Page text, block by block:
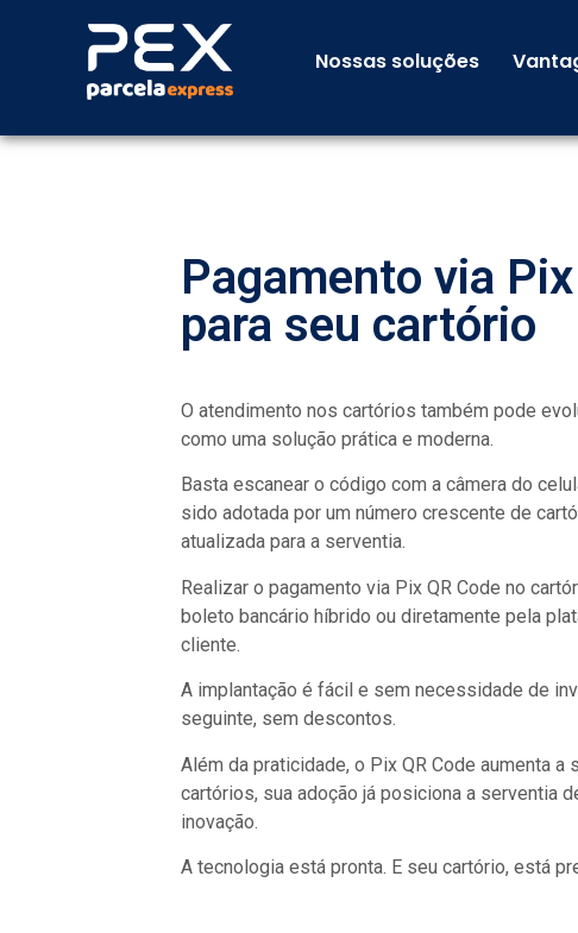
Nossas soluções
Pagamento via
para seu cartório
O atendimento nos cartórios também pode
como uma solução prática e moderna.
Basta escanear o código com a câmera do
sido adotada por um número crescente de
atualizada para a serventia.
Realizar o pagamento via Pix QR Code no
boleto bancário híbrido ou diretamente pela
cliente.
A implantação é fácil e sem necessidade de
seguinte, sem descontos.
Além da praticidade, o Pix QR Code aumenta
cartórios, sua adoção já posiciona a serventia
inovação.
A tecnologia está pronta. E seu cartório, está